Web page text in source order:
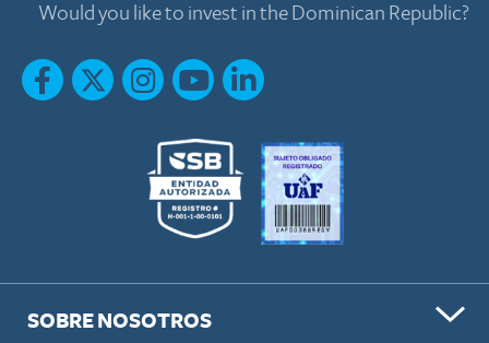
Would you like to invest in the Dominican Republic?
SOBRE NOSOTROS